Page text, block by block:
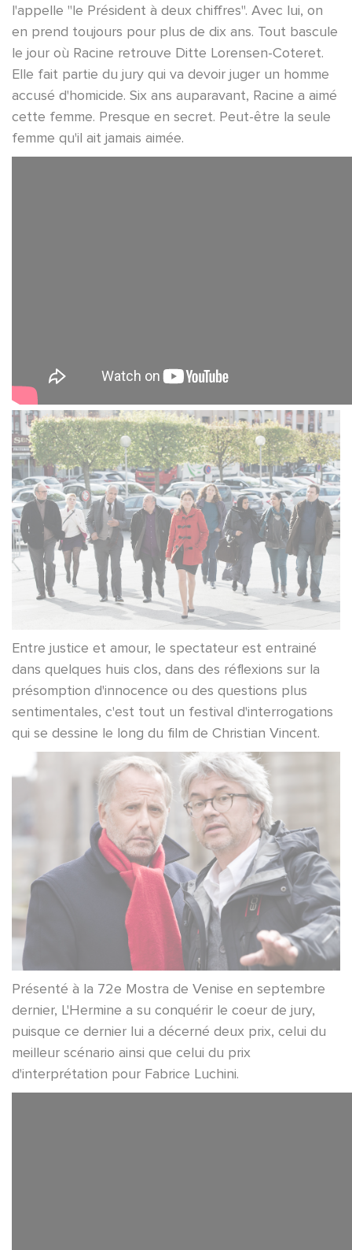
l'appelle "le Président à deux chiffres". Avec lui, on
en prend toujours pour plus de dix ans. Tout bascule
le jour où Racine retrouve Ditte Lorensen-Coteret.
Elle fait partie du jury qui va devoir juger un homme
accusé d'homicide. Six ans auparavant, Racine a aimé
cette femme. Presque en secret. Peut-être la seule
femme qu'il ait jamais aimée.
Entre justice et amour, le spectateur est entrainé
dans quelques huis clos, dans des réflexions sur la
présomption d'innocence ou des questions plus
sentimentales, c'est tout un festival d'interrogations
qui se dessine le long du film de Christian Vincent.
Présenté à la 72e Mostra de Venise en septembre
dernier, L'Hermine a su conquérir le coeur de jury,
puisque ce dernier lui a décerné deux prix, celui du
meilleur scénario ainsi que celui du prix
d'interprétation pour Fabrice Luchini.